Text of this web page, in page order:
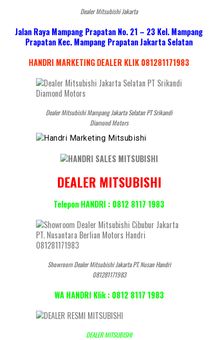
Dealer Mitsubishi Jakarta
Jalan Raya Mampang Prapatan No. 21 – 23 Kel. Mampang
Prapatan Kec. Mampang Prapatan Jakarta Selatan
HANDRI MARKETING DEALER KLIK 081281171983
Dealer Mitsubishi Mampang Jakarta Selatan PT Srikandi
Diamond Motors
DEALER MITSUBISHI
Telepon HANDRI : 0812 8117 1983
Showroom Dealer Mitsubishi Jakarta PT. Nusan Handri
081281171983
WA HANDRI Klik : 0812 8117 1983
DEALER MITSUBISHI